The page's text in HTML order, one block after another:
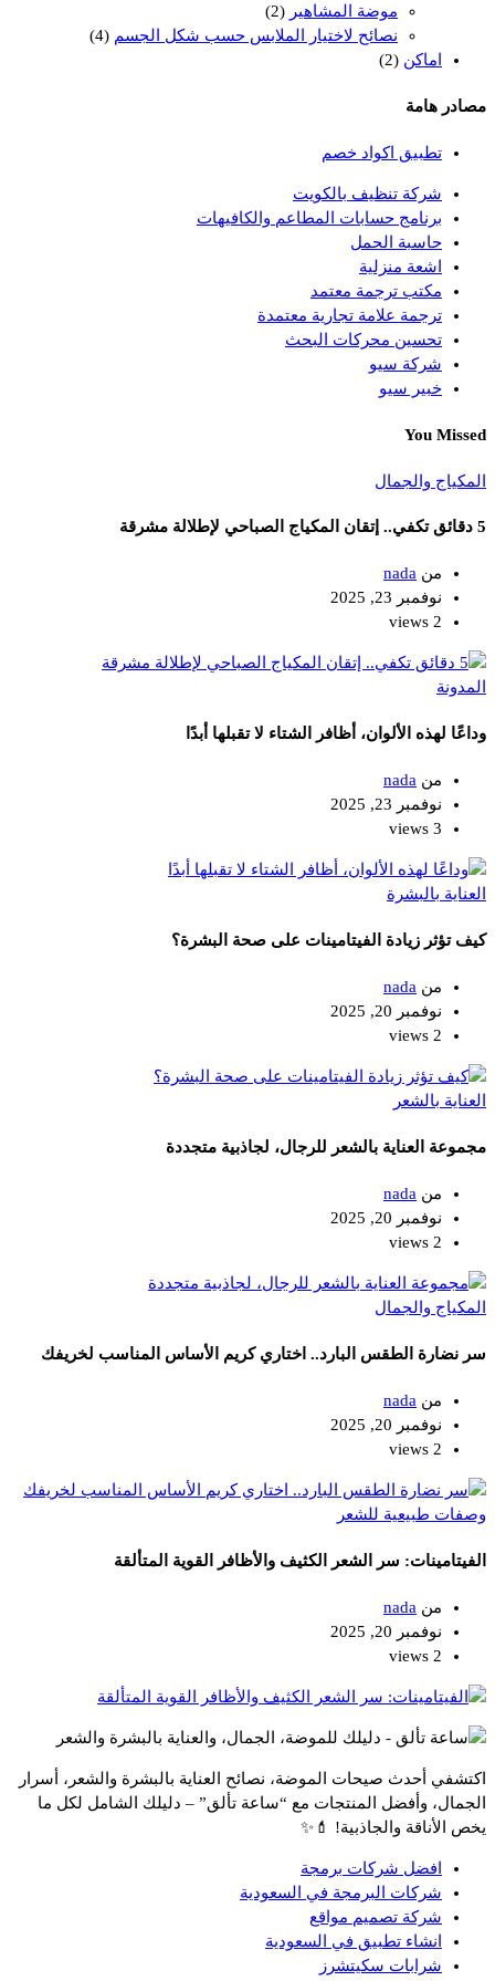
موضة المشاهير (2)
نصائح لاختيار الملابس حسب شكل الجسم (4)
اماكن (2)
مصادر هامة
تطبيق اكواد خصم
شركة تنظيف بالكويت
برنامج حسابات المطاعم والكافيهات
حاسبة الحمل
اشعة منزلية
مكتب ترجمة معتمد
ترجمة علامة تجارية معتمدة
تحسين محركات البحث
شركة سيو
خبير سيو
You Missed
المكياج والجمال
5 دقائق تكفي.. إتقان المكياج الصباحي لإطلالة مشرقة
من nada
نوفمبر 23, 2025
2 views
المدونة
وداعًا لهذه الألوان، أظافر الشتاء لا تقبلها أبدًا
من nada
نوفمبر 23, 2025
3 views
العناية بالبشرة
كيف تؤثر زيادة الفيتامينات على صحة البشرة؟
من nada
نوفمبر 20, 2025
2 views
العناية بالشعر
مجموعة العناية بالشعر للرجال، لجاذبية متجددة
من nada
نوفمبر 20, 2025
2 views
المكياج والجمال
سر نضارة الطقس البارد.. اختاري كريم الأساس المناسب لخريفك
من nada
نوفمبر 20, 2025
2 views
وصفات طبيعية للشعر
الفيتامينات: سر الشعر الكثيف والأظافر القوية المتألقة
من nada
نوفمبر 20, 2025
2 views
اكتشفي أحدث صيحات الموضة، نصائح العناية بالبشرة والشعر، أسرار
الجمال، وأفضل المنتجات مع “ساعة تألق” – دليلك الشامل لكل ما
يخص الأناقة والجاذبية! 💄✨
افضل شركات برمجة
شركات البرمجة في السعودية
شركة تصميم مواقع
انشاء تطبيق في السعودية
شرابات سكيتشرز